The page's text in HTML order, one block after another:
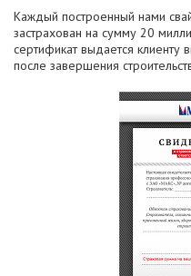
Каждый построенный нами
застрахован на сумму 20
сертификат выдается клиенту
после завершения